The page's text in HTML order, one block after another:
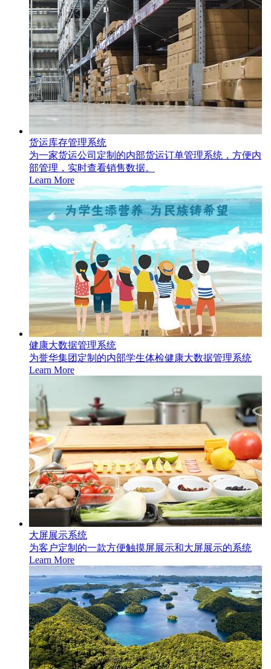
货运库存管理系统
为一家货运公司定制的内部货运订单管理系统，方便内
部管理，实时查看销售数据。
Learn More
健康大数据管理系统
为誉华集团定制的内部学生体检健康大数据管理系统
Learn More
大屏展示系统
为客户定制的一款方便触摸屏展示和大屏展示的系统
Learn More